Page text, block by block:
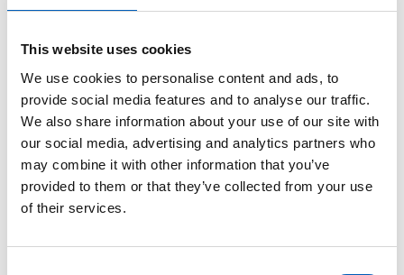
This website uses cookies
We use cookies to personalise content and ads, to
provide social media features and to analyse our traffic.
We also share information about your use of our site with
our social media, advertising and analytics partners who
may combine it with other information that you’ve
provided to them or that they’ve collected from your use
of their services.
viden om havet og dets behov og kan reagere på
beskyttet mod havrelaterede farer.
Ettilgængeligthav med åben og retfærdig
adgang til data, information, teknologi og
innovation.
Etinspirerende og engagerende
menneskers velfærd og bæredygtig udvikling.